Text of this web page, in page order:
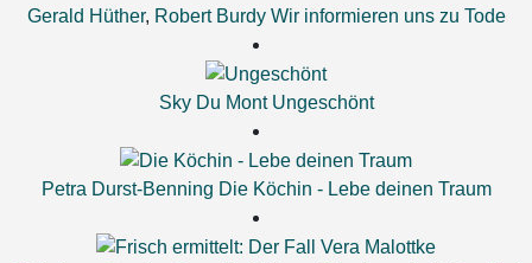
Gerald Hüther, Robert Burdy Wir informieren uns zu Tode
Sky Du Mont Ungeschönt
Petra Durst-Benning Die Köchin - Lebe deinen Traum